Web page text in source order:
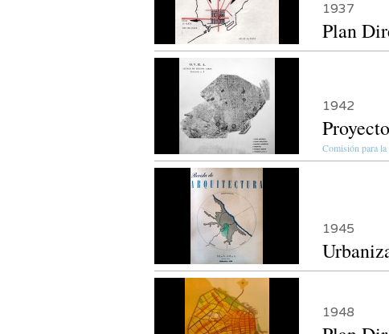
1937
Plan
1942
Comisión para
1945
1948